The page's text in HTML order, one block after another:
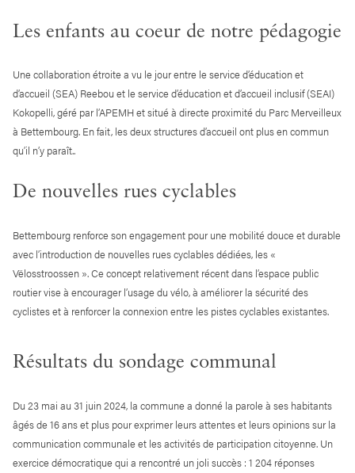
Les enfants au coeur de notre pédagogie
Une collaboration étroite a vu le jour entre le service d’éducation et
d’accueil (SEA) Reebou et le service d’éducation et d’accueil inclusif (SEAI)
Kokopelli, géré par l’APEMH et situé à directe proximité du Parc Merveilleux
à Bettembourg. En fait, les deux structures d’accueil ont plus en commun
qu’il n’y paraît..
De nouvelles rues cyclables
Bettembourg renforce son engagement pour une mobilité douce et durable
avec l’introduction de nouvelles rues cyclables dédiées, les «
Vëlosstroossen ». Ce concept relativement récent dans l’espace public
routier vise à encourager l’usage du vélo, à améliorer la sécurité des
cyclistes et à renforcer la connexion entre les pistes cyclables existantes.
Résultats du sondage communal
Du 23 mai au 31 juin 2024, la commune a donné la parole à ses habitants
âgés de 16 ans et plus pour exprimer leurs attentes et leurs opinions sur la
communication communale et les activités de participation citoyenne. Un
exercice démocratique qui a rencontré un joli succès : 1 204 réponses